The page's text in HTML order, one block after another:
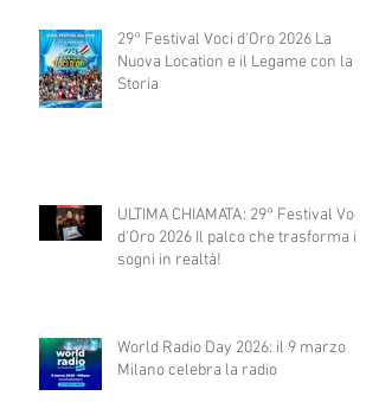
29° Festival Voci d'Oro 2026 La
Nuova Location e il Legame con la
Storia
ULTIMA CHIAMATA: 29° Festival Voci
d'Oro 2026 Il palco che trasforma i
sogni in realtà!
World Radio Day 2026: il 9 marzo
Milano celebra la radio